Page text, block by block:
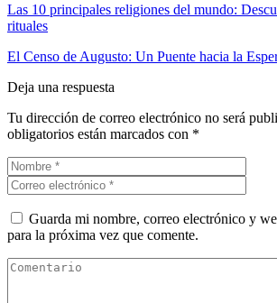
Las 10 principales religiones del mundo:
rituales
El Censo de Augusto: Un Puente hacia la
Deja una respuesta
Tu dirección de correo electrónico no será
obligatorios están marcados con *
Guarda mi nombre, correo electrónico y
para la próxima vez que comente.